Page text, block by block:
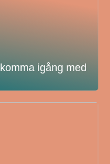
igång med